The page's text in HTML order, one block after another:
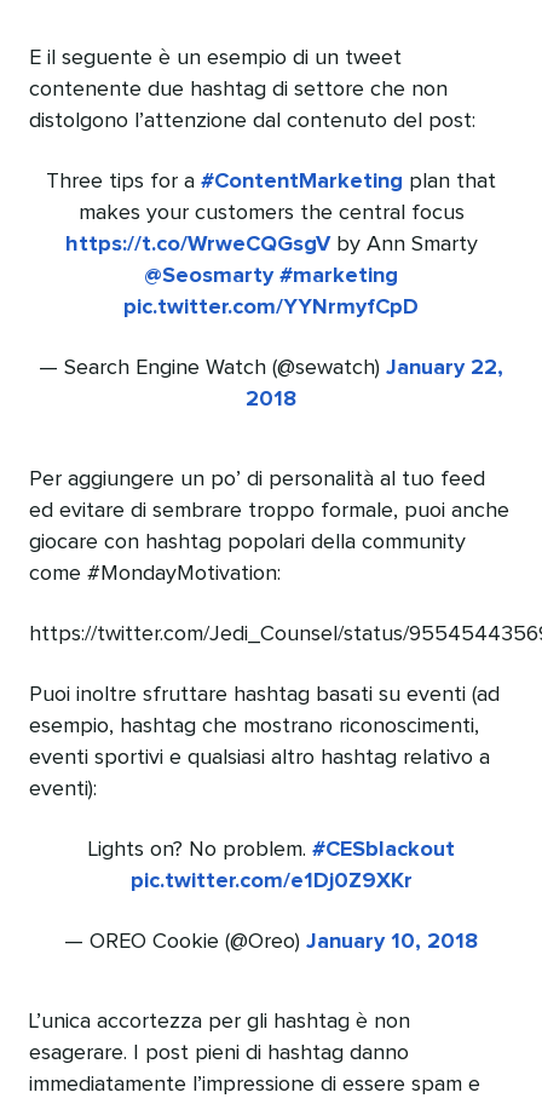
E il seguente è un esempio di un tweet
contenente due hashtag di settore che non
distolgono l’attenzione dal contenuto del post:
Three tips for a #ContentMarketing plan that
makes your customers the central focus
https://t.co/WrweCQGsgVby Ann Smarty
@Seosmarty #marketing
pic.twitter.com/YYNrmyfCpD
— Search Engine Watch (@sewatch) January 22,
2018
Per aggiungere un po’ di personalità al tuo feed
ed evitare di sembrare troppo formale, puoi anche
giocare con hashtag popolari della community
come #MondayMotivation:
https://twitter.com/Jedi_Counsel/status/
Puoi inoltre sfruttare hashtag basati su eventi (ad
esempio, hashtag che mostrano riconoscimenti,
eventi sportivi e qualsiasi altro hashtag relativo a
eventi):
Lights on? No problem. #CESblackout
pic.twitter.com/e1Dj0Z9XKr
— OREO Cookie (@Oreo) January 10, 2018
L’unica accortezza per gli hashtag è non
esagerare. I post pieni di hashtag danno
immediatamente l’impressione di essere spam e